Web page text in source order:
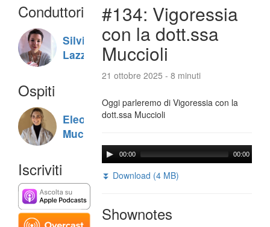
Conduttori
Silvia
Lazzaris
Ospiti
Eleonora
Muccioli
Iscriviti
#134: Vigoressia
con la dott.ssa
Muccioli
21 ottobre 2025 - 8 minuti
Oggi parleremo di Vigoressia con la
dott.ssa Muccioli
00:00 00:00
⏬ Download (4 MB)
Shownotes